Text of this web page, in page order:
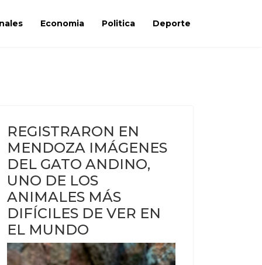
Economia Politica Deporte
REGISTRARON EN
MENDOZA IMÁGENES
DEL GATO ANDINO,
UNO DE LOS
ANIMALES MÁS
DIFÍCILES DE VER EN
EL MUNDO